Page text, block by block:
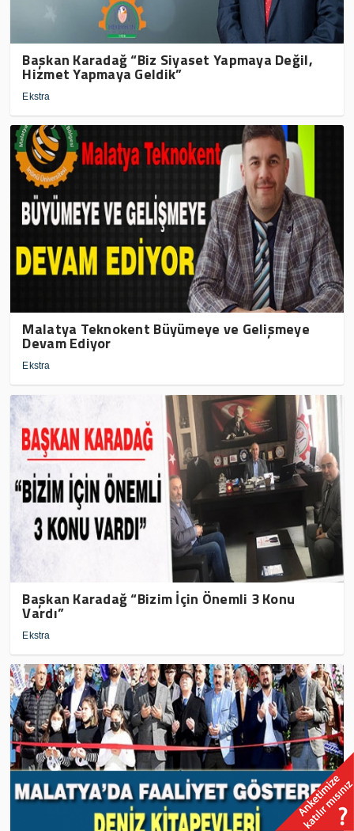
Başkan Karadağ “Biz Siyaset Yapmaya Değil,
Hizmet Yapmaya Geldik”
Ekstra
Malatya Teknokent Büyümeye ve Gelişmeye
Devam Ediyor
Ekstra
Başkan Karadağ “Bizim İçin Önemli 3 Konu
Vardı”
Ekstra